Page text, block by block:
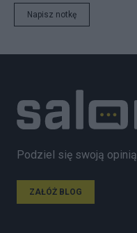
Napisz notkę
Podziel się swoją opinią
ZAŁÓŻ BLOG